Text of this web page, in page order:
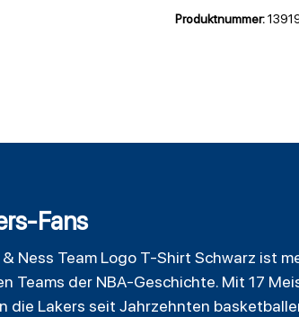
Produktnummer:
Fans
& Ness Team Logo T-Shirt Schwarz ist
Teams der NBA-Geschichte. Mit 17
die Lakers seit Jahrzehnten